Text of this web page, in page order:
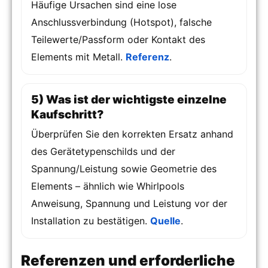
Häufige Ursachen sind eine lose
Anschlussverbindung (Hotspot), falsche
Teilewerte/Passform oder Kontakt des
Elements mit Metall. Referenz.
5) Was ist der wichtigste einzelne
Kaufschritt?
Überprüfen Sie den korrekten Ersatz anhand
des Gerätetypenschilds und der
Spannung/Leistung sowie Geometrie des
Elements – ähnlich wie Whirlpools
Anweisung, Spannung und Leistung vor der
Installation zu bestätigen. Quelle.
Referenzen und erforderliche